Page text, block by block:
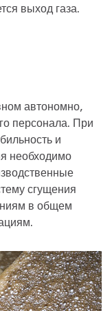
выход газа.
автономно,
персонала. При
и
необходимо
сгущения
в общем